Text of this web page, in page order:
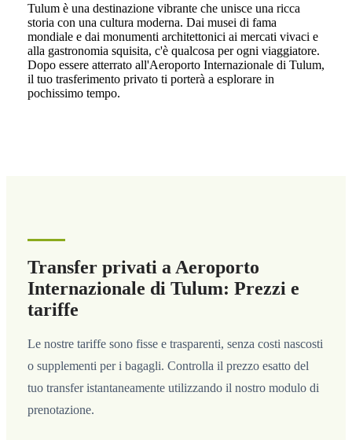
Tulum è una destinazione vibrante che unisce una ricca
storia con una cultura moderna. Dai musei di fama
mondiale e dai monumenti architettonici ai mercati vivaci e
alla gastronomia squisita, c'è qualcosa per ogni viaggiatore.
Dopo essere atterrato all'Aeroporto Internazionale di Tulum,
il tuo trasferimento privato ti porterà a esplorare in
pochissimo tempo.
Transfer privati a Aeroporto
Internazionale di Tulum: Prezzi e
tariffe
Le nostre tariffe sono fisse e trasparenti, senza costi nascosti
o supplementi per i bagagli. Controlla il prezzo esatto del
tuo transfer istantaneamente utilizzando il nostro modulo di
prenotazione.